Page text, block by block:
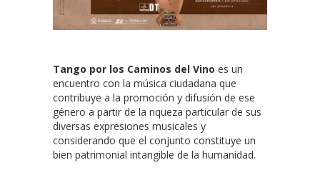
Tango por los Caminos del Vino es un
encuentro con la música ciudadana que
contribuye a la promoción y difusión de ese
género a partir de la riqueza particular de sus
diversas expresiones musicales y
considerando que el conjunto constituye un
bien patrimonial intangible de la humanidad.